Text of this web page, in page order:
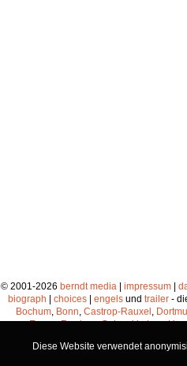
© 2001-2026 berndt media| impressum|
biograph
choices engels und trailer -
Bochum, Bonn, Castrop-Rauxel ,
Essen,Frechen,Gelsenkirchen,
Recklinghausen,Solingen
Diese Website verwendet